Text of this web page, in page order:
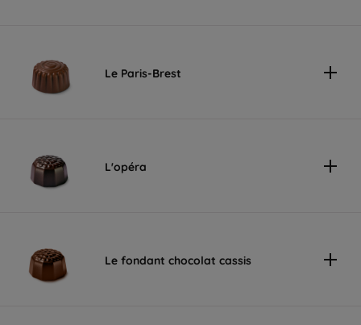
Le Paris-Brest
L'opéra
Le fondant chocolat cassis